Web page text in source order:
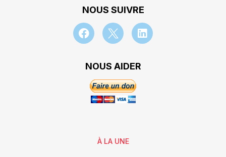
NOUS SUIVRE
NOUS AIDER
À LA UNE